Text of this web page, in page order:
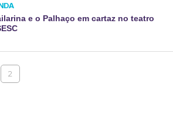
e o Palhaço em cartaz no teatro
2